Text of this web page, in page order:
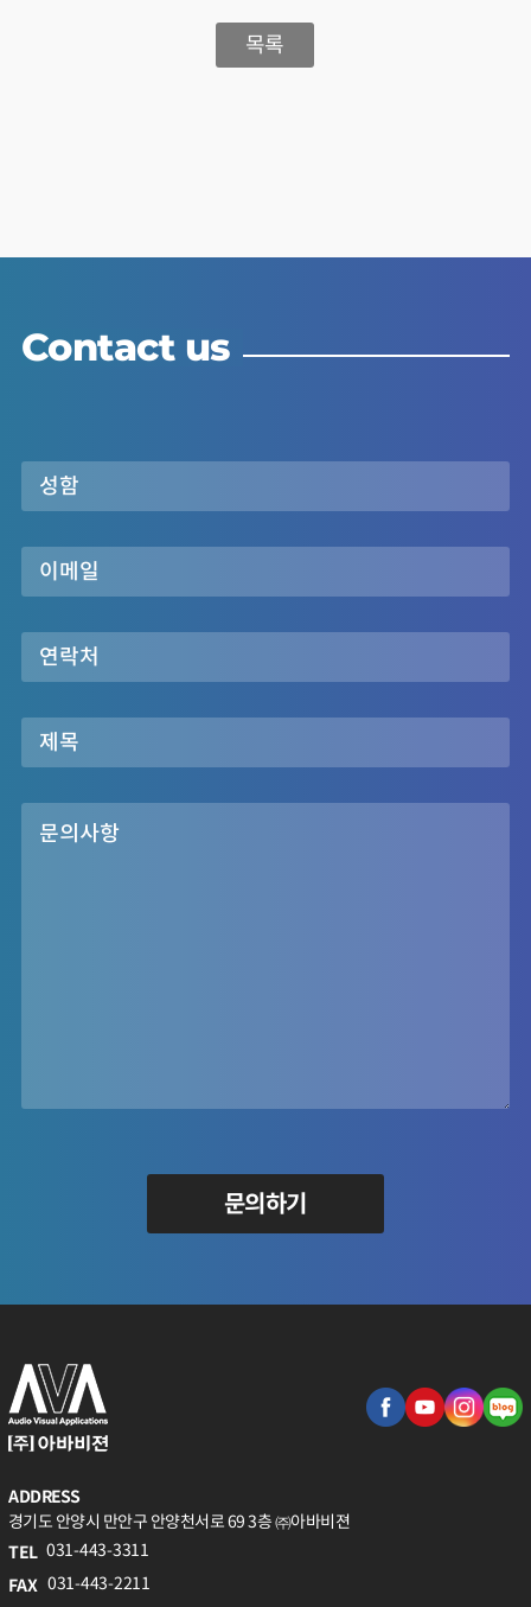
목록
Contact us
문의하기
ADDRESS
경기도 안양시 만안구 안양천서로 69 3층 ㈜아바비젼
TEL 031-443-3311
FAX 031-443-2211